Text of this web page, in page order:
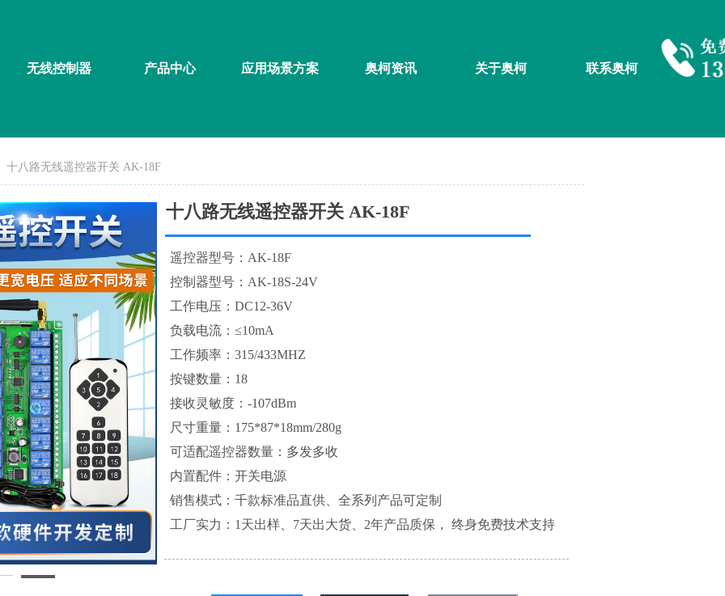
无线控制器 产品中心 应用场景方案 奥柯资讯 关于奥柯 联系奥柯
十八路无线遥控器开关 AK-18F
十八路无线遥控器开关 AK-18F
遥控器型号：AK-18F
控制器型号：AK-18S-24V
工作电压：DC12-36V
负载电流：≤10mA
工作频率：315/433MHZ
按键数量：18
接收灵敏度：-107dBm
尺寸重量：175*87*18mm/280g
可适配遥控器数量：多发多收
内置配件：开关电源
销售模式：千款标准品直供、全系列产品可定制
工厂实力：1天出样、7天出大货、2年产品质保， 终身免费技术支持